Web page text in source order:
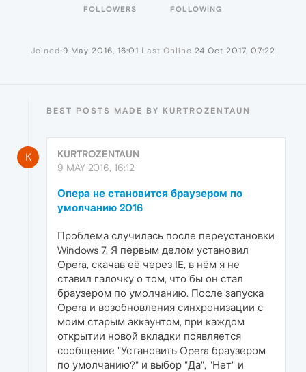
FOLLOWERS FOLLOWING
Joined 9 May 2016, 16:01 Last Online 24 Oct 2017, 07:22
BEST POSTS MADE BY KURTROZENTAUN
K
KURTROZENTAUN
9 MAY 2016, 16:12
Опера не становится браузером по
умолчанию 2016
Проблема случилась после переустановки
Windows 7. Я первым делом установил
Opera, скачав её через IE, в нём я не
ставил галочку о том, что бы он стал
браузером по умолчанию. После запуска
Opera и возобновления синхронизации с
моим старым аккаунтом, при каждом
открытии новой вкладки появляется
сообщение "Установить Opera браузером
по умолчанию?" и выбор "Да", "Нет" и